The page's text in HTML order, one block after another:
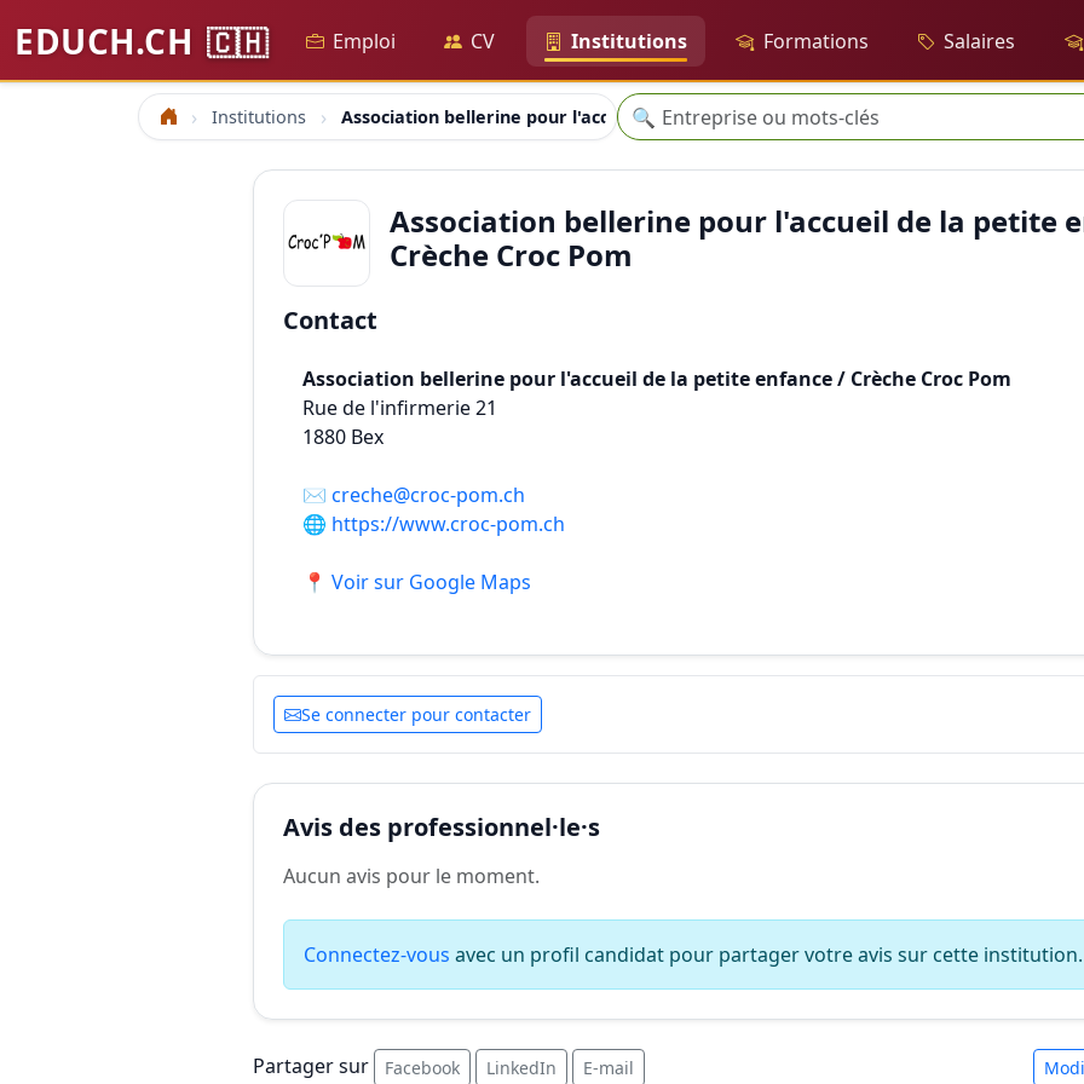
EDUCH.CH 🇨🇭 Emploi CV Institutions Formations Salaires
Accueil Institutions Association bellerine pour l'accueil de la petite enfance / Crèche Croc Pom
Recherche
🔍
Association bellerine pour l'accueil de la petite
Crèche Croc Pom
Contact
Association bellerine pour l'accueil de la petite enfance / Crèche Croc Pom
Rue de l'infirmerie 21
1880 Bex
✉️ creche@croc-pom.ch
🌐 https://www.croc-pom.ch
📍 Voir sur Google Maps
Se connecter pour contacter
Avis des professionnel·le·s
Aucun avis pour le moment.
Connectez-vous avec un profil candidat pour partager votre avis sur cette institution.
Partager sur Facebook LinkedIn E-mail